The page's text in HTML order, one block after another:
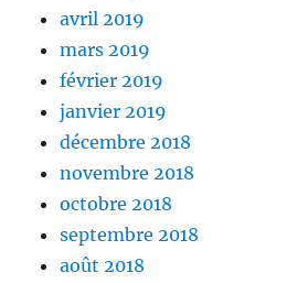
avril 2019
mars 2019
février 2019
janvier 2019
décembre 2018
novembre 2018
octobre 2018
septembre 2018
août 2018